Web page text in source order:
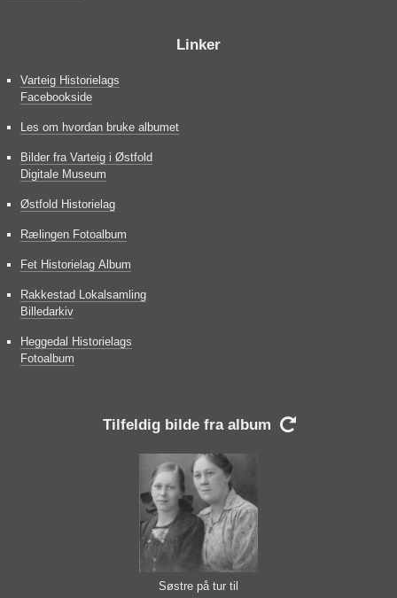
Linker
Varteig Historielags
Facebookside
Les om hvordan bruke albumet
Bilder fra Varteig i Østfold
Digitale Museum
Østfold Historielag
Rælingen Fotoalbum
Fet Historielag Album
Rakkestad Lokalsamling
Billedarkiv
Heggedal Historielags
Fotoalbum
Tilfeldig bilde fra album 
Søstre på tur til